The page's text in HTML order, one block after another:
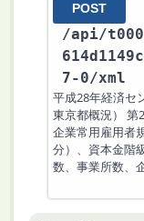
POST
/api/
7-0/xml
平成28年経済セ
東京都概況） 第
企業常用雇用者
分）、資本金階
数、事業所数、